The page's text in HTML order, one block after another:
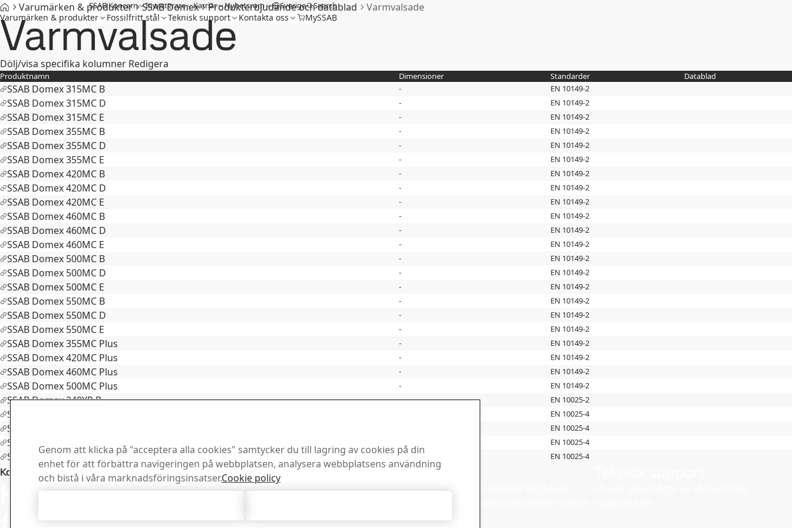
SSAB Koncern Investerare Karriär Nyhetsrum Sverige Search
Varumärken & produkter Fossilfritt stål Teknisk support Kontakta oss MySSAB
Varumärken & produkter SSAB Domex Produkterbjudande och datablad Varmvalsade
Varmvalsade
Dölj/visa specifika kolumner Redigera
Produktnamn Dimensioner Standarder Datablad
SSAB Domex 315MC B - EN 10149-2
SSAB Domex 315MC D - EN 10149-2
SSAB Domex 315MC E - EN 10149-2
SSAB Domex 355MC B - EN 10149-2
SSAB Domex 355MC D - EN 10149-2
SSAB Domex 355MC E - EN 10149-2
SSAB Domex 420MC B - EN 10149-2
SSAB Domex 420MC D - EN 10149-2
SSAB Domex 420MC E - EN 10149-2
SSAB Domex 460MC B - EN 10149-2
SSAB Domex 460MC D - EN 10149-2
SSAB Domex 460MC E - EN 10149-2
SSAB Domex 500MC B - EN 10149-2
SSAB Domex 500MC D - EN 10149-2
SSAB Domex 500MC E - EN 10149-2
SSAB Domex 550MC B - EN 10149-2
SSAB Domex 550MC D - EN 10149-2
SSAB Domex 550MC E - EN 10149-2
SSAB Domex 355MC Plus - EN 10149-2
SSAB Domex 420MC Plus - EN 10149-2
SSAB Domex 460MC Plus - EN 10149-2
SSAB Domex 500MC Plus - EN 10149-2
SSAB Domex 240YP B - EN 10025-2
SSAB Domex 355ML EN 10025-4
SSAB Domex 420ML EN 10025-4
SSAB Domex 460ML EN 10025-4
SSAB Domex 500ML - EN 10025-4
Kontakta SSAB Domex
Kontakta oss
Downloadcenter
Sök och ladda ned SSABs broschyrer,
Försäljning
Kontakta vårt lokala säljstöd angående
Genom att klicka på "acceptera alla cookies" samtycker du till lagring av cookies på din
enhet för att förbättra navigeringen på webbplatsen, analysera webbplatsens användning
och bistå i våra marknadsföringsinsatser.Cookie policy